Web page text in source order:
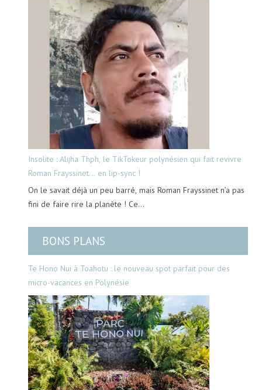
Insolite : Alijha Thph, le TikTokeur polynésien qui fait revivre
Roman Frayssinet… en lip-sync !
On le savait déjà un peu barré, mais Roman Frayssinet n’a pas
fini de faire rire la planète ! Ce…
BONS PLANS
Te Hono Nui à Toahotu : le nouveau spot parfait pour des
micro-vacances en Polynésie